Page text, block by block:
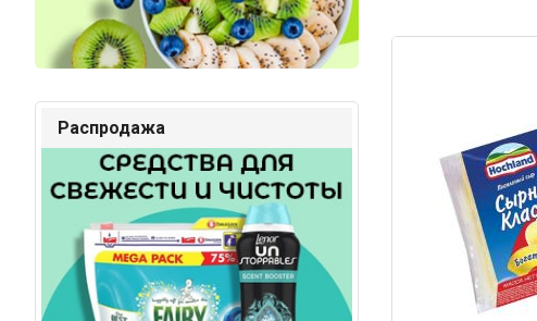
Распродажа
Код: 3600